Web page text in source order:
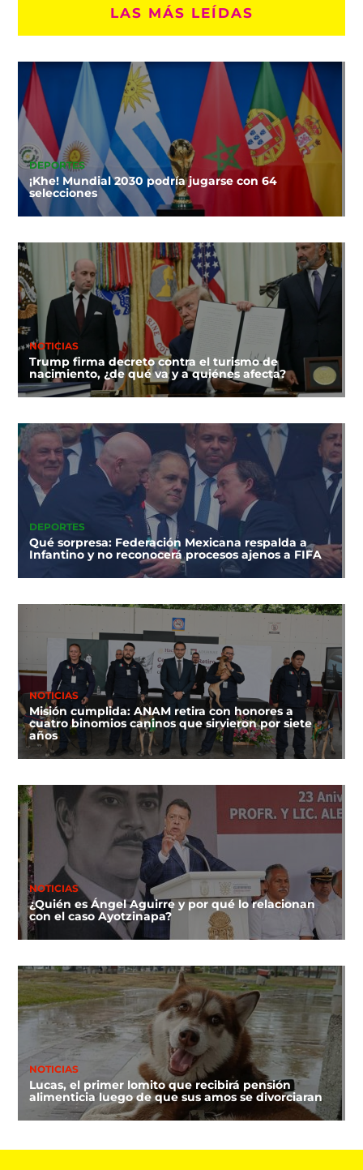
LAS MÁS LEÍDAS
DEPORTES
¡Khe! Mundial 2030 podría jugarse con 64
selecciones
NOTICIAS
Trump firma decreto contra el turismo de
nacimiento, ¿de qué va y a quiénes afecta?
DEPORTES
Qué sorpresa: Federación Mexicana respalda a
Infantino y no reconocerá procesos ajenos a FIFA
NOTICIAS
Misión cumplida: ANAM retira con honores a
cuatro binomios caninos que sirvieron por siete
años
NOTICIAS
¿Quién es Ángel Aguirre y por qué lo relacionan
con el caso Ayotzinapa?
NOTICIAS
Lucas, el primer lomito que recibirá pensión
alimenticia luego de que sus amos se divorciaran